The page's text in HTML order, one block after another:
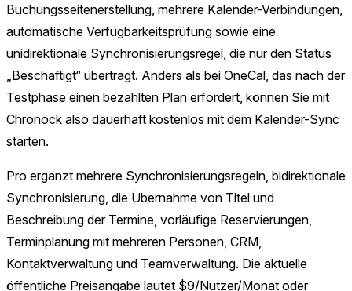
Buchungsseitenerstellung, mehrere Kalender-Verbindungen,
automatische Verfügbarkeitsprüfung sowie eine
unidirektionale Synchronisierungsregel, die nur den Status
„Beschäftigt“ überträgt. Anders als bei OneCal, das nach der
Testphase einen bezahlten Plan erfordert, können Sie mit
Chronock also dauerhaft kostenlos mit dem Kalender-Sync
starten.
Pro ergänzt mehrere Synchronisierungsregeln, bidirektionale
Synchronisierung, die Übernahme von Titel und
Beschreibung der Termine, vorläufige Reservierungen,
Terminplanung mit mehreren Personen, CRM,
Kontaktverwaltung und Teamverwaltung. Die aktuelle
öffentliche Preisangabe lautet $9/Nutzer/Monat oder